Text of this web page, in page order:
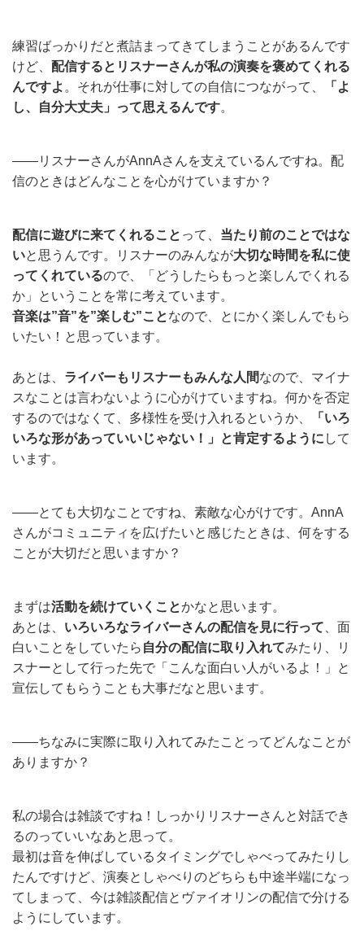
練習ばっかりだと煮詰まってきてしまうことがあるんです
けど、 配信するとリスナーさんが私の演奏を褒めてくれる
んですよ 。それが仕事に対しての自信につながって、
「よ
し、自分大丈夫」って思えるんです。
——リスナーさんがAnnAさんを支えているんですね。配
信のときはどんなことを心がけていますか？
配信に遊びに来てくれること って、 当たり前のことではな
いと思うんです。リスナーのみんなが大切な時間を私に使
ってくれているので、「どうしたらもっと楽しんでくれる
か」ということを常に考えています。
音楽は”音”を”楽しむ”ことなので、とにかく楽しんでもら
いたい！と思っています。
あとは、 ライバーもリスナーもみんな人間なので、マイナ
スなことは言わないように心がけていますね。何かを否定
するのではなくて、多様性を受け入れるというか、
「いろ
いろな形があっていいじゃない！」と肯定するように して
います。
——とても大切なことですね、素敵な心がけです。AnnA
さんがコミュニティを広げたいと感じたときは、何をする
ことが大切だと思いますか？
まずは活動を続けていくことかなと思います。
あとは、 いろいろなライバーさんの配信を見に行って 、面
白いことをしていたら 自分の配信に取り入れてみたり、リ
スナーとして行った先で「こんな面白い人がいるよ！」と
宣伝してもらうことも大事だなと思います。
——ちなみに実際に取り入れてみたことってどんなことが
ありますか？
私の場合は雑談ですね！しっかりリスナーさんと対話でき
るのっていいなあと思って。
最初は音を伸ばしているタイミングでしゃべってみたりし
たんですけど、演奏としゃべりのどちらも中途半端になっ
てしまって、今は雑談配信とヴァイオリンの配信で分ける
ようにしています。